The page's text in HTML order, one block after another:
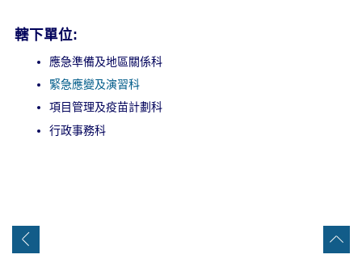
轄下單位:
應急準備及地區關係科
緊急應變及演習科
項目管理及疫苗計劃科
行政事務科